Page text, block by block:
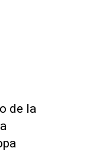
de la